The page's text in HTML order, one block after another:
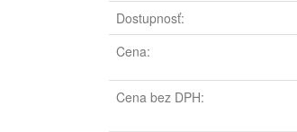
Dostupnosť:
Cena:
Cena bez DPH: